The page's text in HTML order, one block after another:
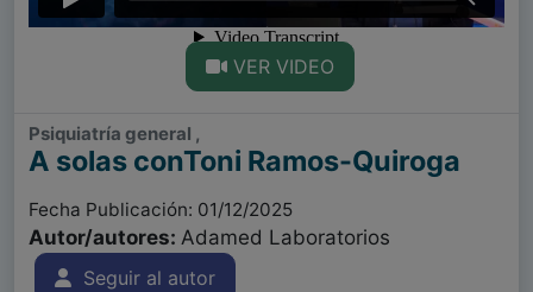
VER VIDEO
Psiquiatría general ,
A solas conToni Ramos-Quiroga
Fecha Publicación: 01/12/2025
Autor/autores: Adamed Laboratorios
Seguir al autor